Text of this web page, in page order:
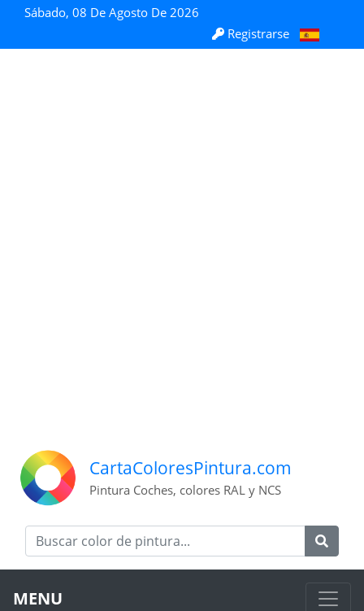
Sábado, 08 De Agosto De 2026
Registrarse
CartaColoresPintura.com
Pintura Coches, colores RAL y NCS
MENU